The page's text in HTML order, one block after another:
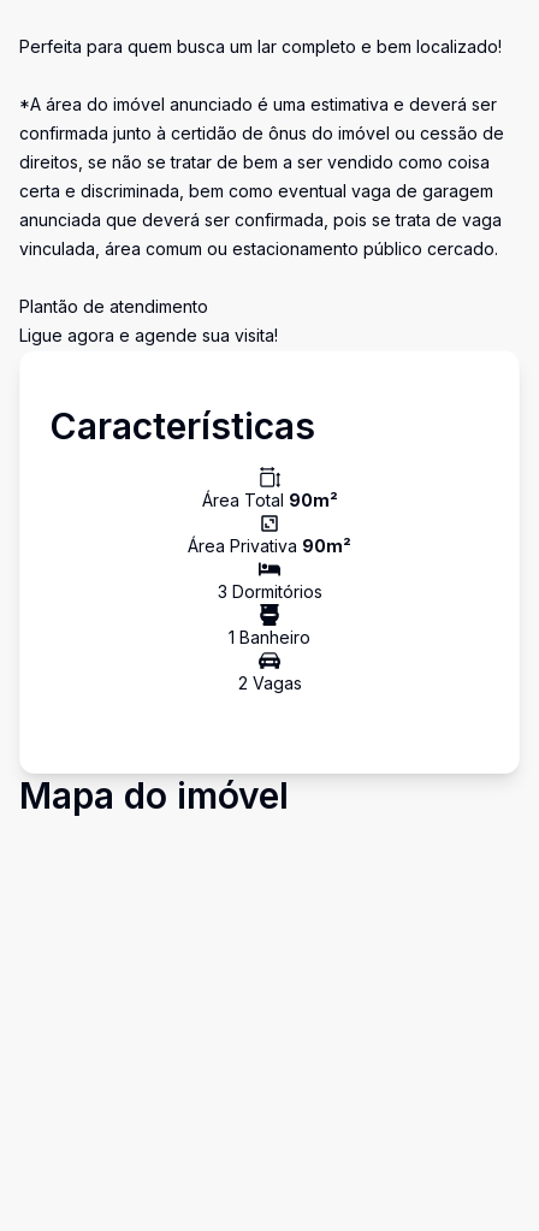
Perfeita para quem busca um lar completo e bem localizado!
*A área do imóvel anunciado é uma estimativa e deverá ser
confirmada junto à certidão de ônus do imóvel ou cessão de
direitos, se não se tratar de bem a ser vendido como coisa
certa e discriminada, bem como eventual vaga de garagem
anunciada que deverá ser confirmada, pois se trata de vaga
vinculada, área comum ou estacionamento público cercado.
Plantão de atendimento
Ligue agora e agende sua visita!
Características
Área Total 90m²
Área Privativa 90m²
3 Dormitórios
1 Banheiro
2 Vagas
Mapa do imóvel